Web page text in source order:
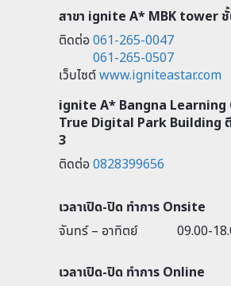
สาขา ignite A* MBK tower
ติดต่อ061-265-0047
061-265-0507
เว็บไซต์www.igniteastar.com
ignite A* Bangna Learning
True Digital Park Building ตึ
3
ติดต่อ0828399656
เวลาเปิด-ปิด ทำการ Onsite
จันทร์ – อาทิตย์
09.00-
เวลาเปิด-ปิด ทำการ Online